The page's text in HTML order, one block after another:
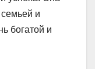
и
богатой и